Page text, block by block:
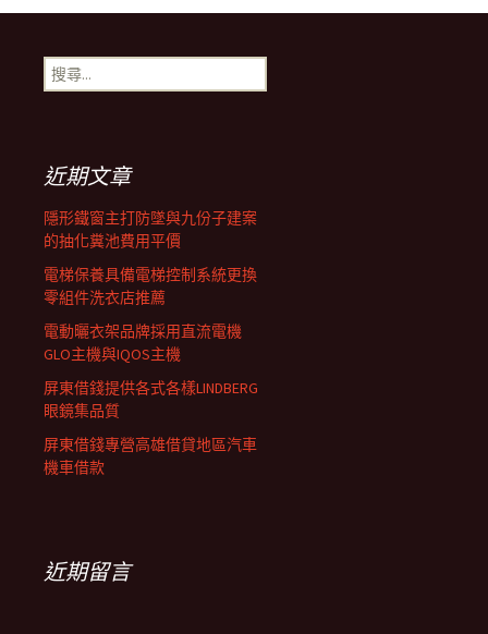
章
導
覽
列
搜
尋
近期文章
隱形鐵窗主打防墜與九份子建案
的抽化糞池費用平價
電梯保養具備電梯控制系統更換
零組件洗衣店推薦
電動曬衣架品牌採用直流電機
GLO主機與IQOS主機
屏東借錢提供各式各樣LINDBERG
眼鏡集品質
屏東借錢專營高雄借貸地區汽車
機車借款
近期留言